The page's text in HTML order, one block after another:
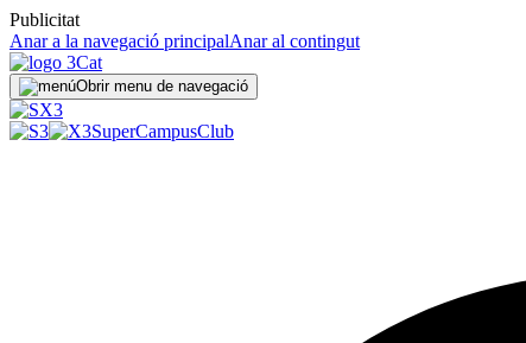
Publicitat
Anar a la navegació principalAnar al contingut
Obrir menu de navegació
SuperCampusClub